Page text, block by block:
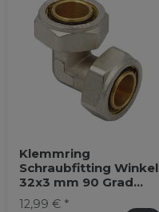
Klemmring
Schraubfitting Winkel
32x3 mm 90 Grad
Alu-Verbundrohr
12,99 € *